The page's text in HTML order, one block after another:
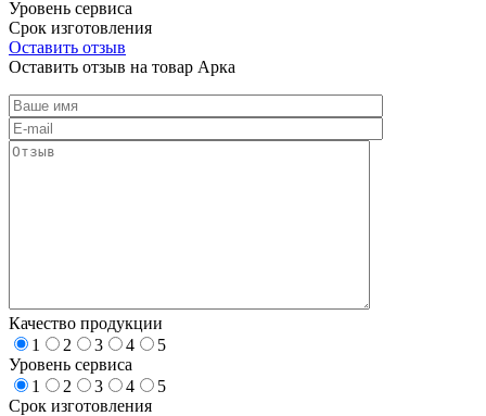
Уровень сервиса
Срок изготовления
Оставить отзыв
Оставить отзыв на товар Арка
Качество продукции
1
2 3 4
5
Уровень сервиса
1
2 3 4
5
Срок изготовления